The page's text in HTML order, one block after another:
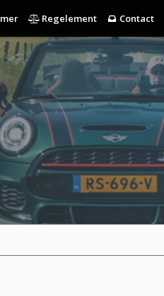
Regelement Contact